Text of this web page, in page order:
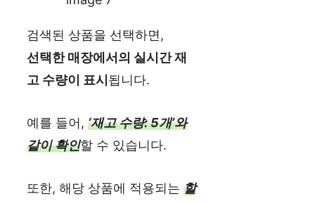
검색된 상품을 선택하면,
선택한 매장에서의 실시간 재
고 수량이 표시 됩니다.
예를 들어, ‘재고 수량: 5개’와
같이 확인할 수 있습니다.
또한, 해당 상품에 적용되는 할